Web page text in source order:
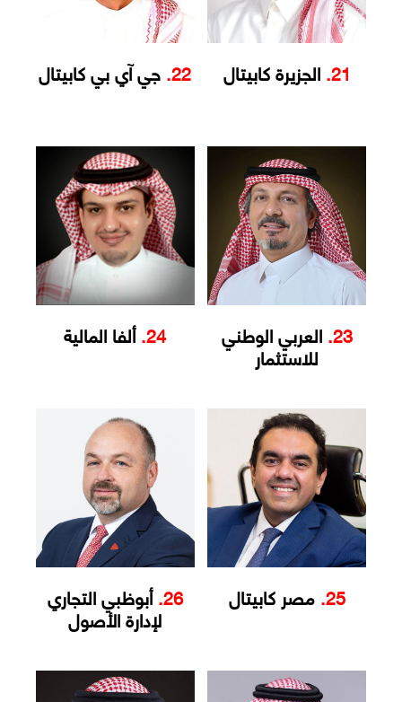
21. الجزيرة كابيتال 22. جي آي بي كابيتال
23. العربي الوطني
للاستثمار
24. ألفا المالية
25. مصر كابيتال 26. أبوظبي التجاري
لإدارة الأصول